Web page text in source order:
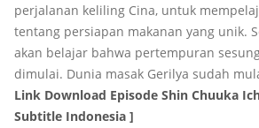
perjalanan keliling Cina, untuk
tentang persiapan makanan yang unik.
akan belajar bahwa pertempuran
dimulai. Dunia masak Gerilya sudah
Link Download Episode Shin Chuuka
Subtitle Indonesia ]